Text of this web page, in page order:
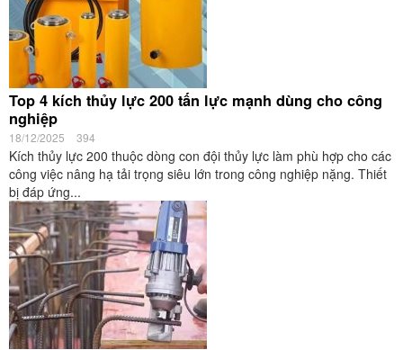
Top 4 kích thủy lực 200 tấn lực mạnh dùng cho công
nghiệp
18/12/2025 394
Kích thủy lực 200 thuộc dòng con đội thủy lực làm phù hợp cho các
công việc nâng hạ tải trọng siêu lớn trong công nghiệp nặng. Thiết
bị đáp ứng...